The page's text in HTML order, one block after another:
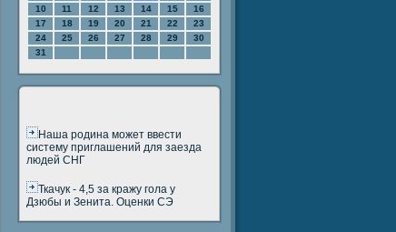
10
11 12 13 14 15
16
17
18 19 20 21 22
23
24
25 26 27 28 29
30
31
Наша родина может ввести
систему приглашений для заезда
людей СНГ
Ткачук - 4,5 за кражу гола у
Дзюбы и Зенита. Оценки СЭ